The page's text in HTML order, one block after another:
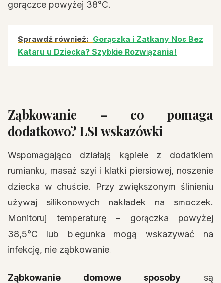
gorączce powyżej 38°C.
Sprawdź również: Gorączka i Zatkany Nos Bez
Kataru u Dziecka? Szybkie Rozwiązania!
Ząbkowanie – co pomaga
dodatkowo? LSI wskazówki
Wspomagająco działają kąpiele z dodatkiem
rumianku, masaż szyi i klatki piersiowej, noszenie
dziecka w chuście. Przy zwiększonym ślinieniu
używaj silikonowych nakładek na smoczek.
Monitoruj temperaturę – gorączka powyżej
38,5°C lub biegunka mogą wskazywać na
infekcję, nie ząbkowanie.
Ząbkowanie domowe sposoby są